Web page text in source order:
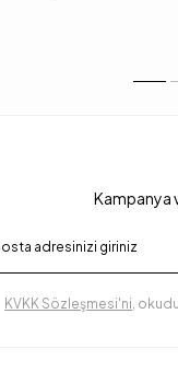
Kampanya
KVKK Sözleşmesi'ni,